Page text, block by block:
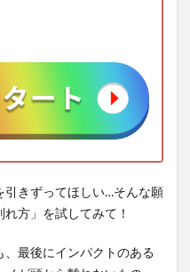
引きずってほしい…そんな願
方」を試してみて！
最後にインパクトのある